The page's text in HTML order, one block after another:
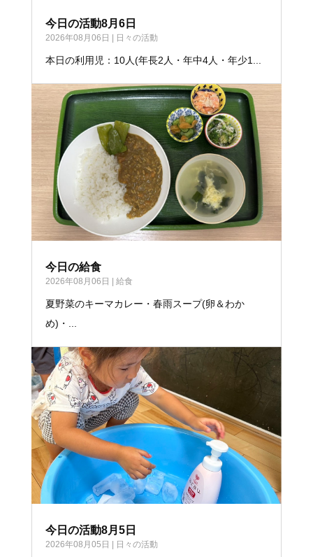
今日の活動8月6日
2026年08月06日 日々の活動
本日の利用児：10人(年長2人・年中4人・年少1...
今日の給食
2026年08月06日 給食
夏野菜のキーマカレー・春雨スープ(卵＆わか
め)・...
今日の活動8月5日
2026年08月05日 日々の活動